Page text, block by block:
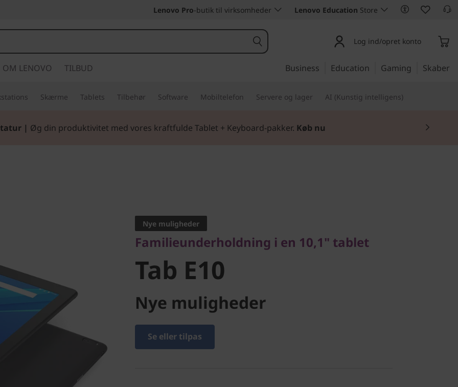
Lenovo Pro-butik til virksomheder Lenovo Education Store
Log ind/opret konto
OM LENOVO TILBUD Business Education Gaming Skaber
Skærme Tablets Tilbehør Software Mobiltelefon Servere og lager AI (Kunstig intelligens)
| Øg din produktivitet med vores kraftfulde Tablet + Keyboard-pakker. Køb nu
Tab E10
Nye muligheder
Familieunderholdning i en 10,1" tablet
Tab E10
Nye muligheder
Se eller tilpas